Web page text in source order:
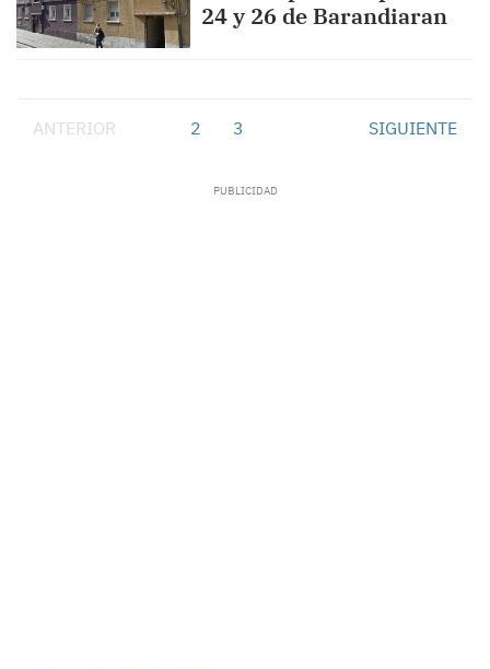
24 y 26 de Barandiaran
ANTERIOR 2 3 SIGUIENTE